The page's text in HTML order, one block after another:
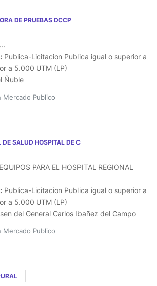
DE PRUEBAS DCCP
Publica-Licitacion Publica igual o superior a
a 5.000 UTM (LP)
Ñuble
Mercado Publico
SALUD HOSPITAL DE C
PARA EL HOSPITAL REGIONAL
Publica-Licitacion Publica igual o superior a
a 5.000 UTM (LP)
del General Carlos Ibañez del Campo
Mercado Publico